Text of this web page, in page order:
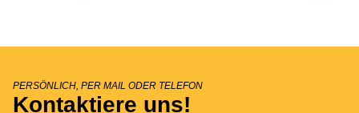
PERSÖNLICH, PER MAIL ODER TELEFON
Kontaktiere uns!